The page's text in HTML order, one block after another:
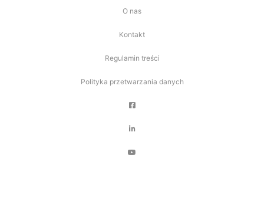
O nas
Kontakt
Regulamin treści
Polityka przetwarzania danych